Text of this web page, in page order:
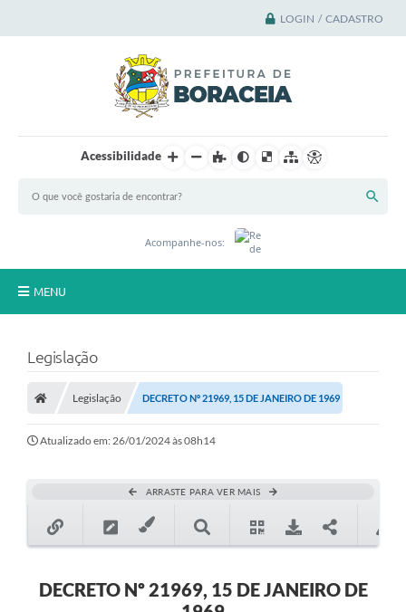
LOGIN / CADASTRO
Acessibilidade
Acompanhe-nos:
MENU
A Cidade
A Prefeitura
Notícias
Serviços Online
Multimídia
Legislação
Legislação DECRETO Nº 21969, 15 DE JANEIRO DE 1969
Atualizado em: 26/01/2024 às 08h14
ARRASTE PARA VER MAIS
DECRETO Nº 21969, 15 DE JANEIRO DE